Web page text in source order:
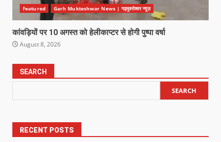
Featured Garh Mukteshwar News | गढ़मुक्तेश्वर न्यूज़
कांवड़ियों पर 10 अगस्त को हेलीकाप्टर से होगी पुष्पा वर्षा
August 8, 2026
SEARCH
SEARCH
RECENT POSTS